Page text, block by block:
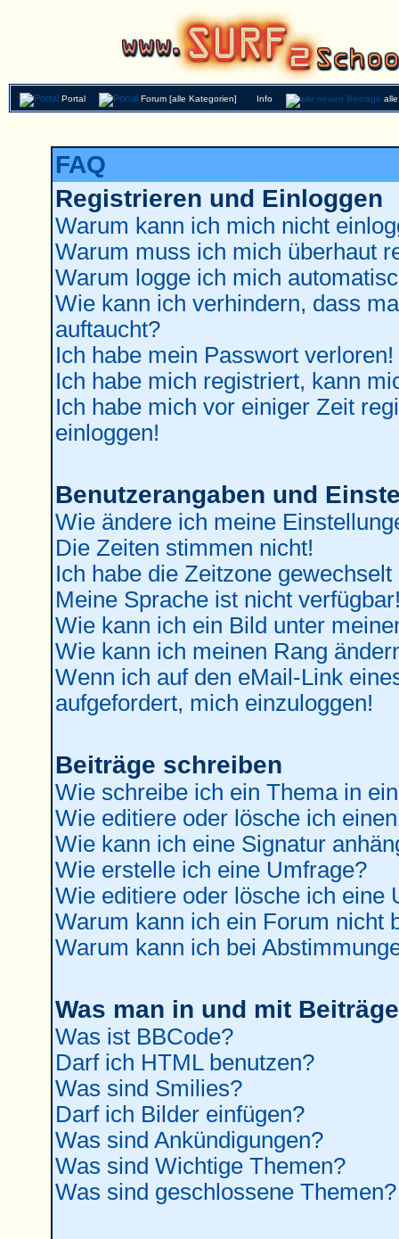
Portal Forum [alle Kategorien] Info
FAQ
Registrieren und Einloggen
Warum kann ich mich nicht
Warum muss ich mich überhaut
Warum logge ich mich
Wie kann ich verhindern, dass
auftaucht?
Ich habe mein Passwort verloren!
Ich habe mich registriert, kann
Ich habe mich vor einiger Zeit
einloggen!
Benutzerangaben und
Wie ändere ich meine
Die Zeiten stimmen nicht!
Ich habe die Zeitzone
Meine Sprache ist nicht
Wie kann ich ein Bild unter
Wie kann ich meinen Rang
Wenn ich auf den eMail-Link
aufgefordert, mich einzuloggen!
Beiträge schreiben
Wie schreibe ich ein Thema in
Wie editiere oder lösche ich
Wie kann ich eine Signatur
Wie erstelle ich eine Umfrage?
Wie editiere oder lösche ich eine
Warum kann ich ein Forum nicht
Warum kann ich bei
Was man in und mit
Was ist BBCode?
Darf ich HTML benutzen?
Was sind Smilies?
Darf ich Bilder einfügen?
Was sind Ankündigungen?
Was sind Wichtige Themen?
Was sind geschlossene Themen?